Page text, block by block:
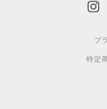
プ
特定